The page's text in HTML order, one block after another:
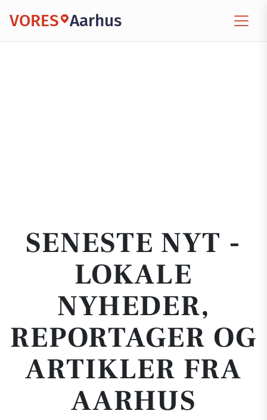
VORES Aarhus
SENESTE NYT -
LOKALE
NYHEDER,
REPORTAGER OG
ARTIKLER FRA
AARHUS